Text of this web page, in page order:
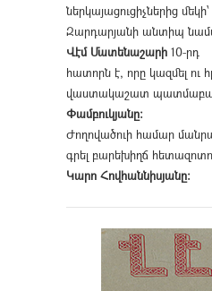
ներկայացուցիչներից
Զարդարյանի անտիպ
Վէմ Մատենաշարի 10-րդ
հատորն է, որը կազմել ու
վաստակաշատ
Փամբուկյանը։
Ժողովածուի համար
գրել բարեխիղճ
Կարո Հովհաննիսյանը։